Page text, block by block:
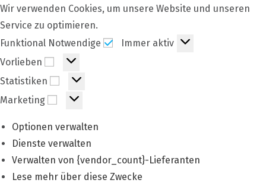
Wir verwenden Cookies, um unsere Website und unseren
Service zu optimieren.
Funktional Notwendige
Funktional
Immer aktiv
Vorlieben
Vorlieben
Statistiken Statistiken
Marketing Marketing
Optionen verwalten
Dienste verwalten
Verwalten von {vendor_count}-Lieferanten
Lese mehr über diese Zwecke